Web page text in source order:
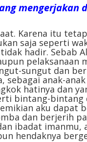
mengerjakan
Karena itu
saja seperti
hadir. Sebab
pelaksanaan
sungut dan
anak-
hatinya dan
bintang-bintang
aku dapat
dan berjerih
ibadat imanmu,
hendaknya